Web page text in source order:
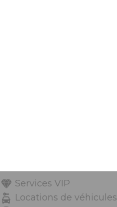
Services VIP
Locations de véhicules